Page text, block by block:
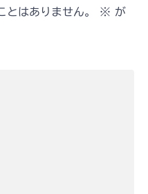
とはありません。 ※ が